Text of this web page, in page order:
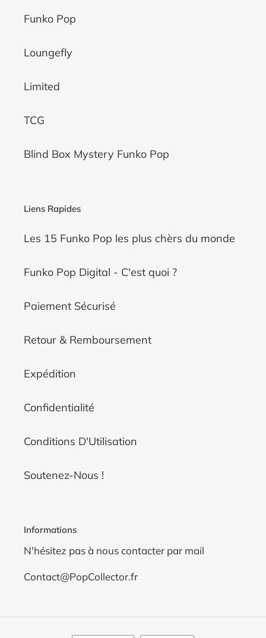
Funko Pop
Loungefly
Limited
TCG
Blind Box Mystery Funko Pop
Liens Rapides
Les 15 Funko Pop les plus chèrs du monde
Funko Pop Digital - C'est quoi ?
Paiement Sécurisé
Retour & Remboursement
Expédition
Confidentialité
Conditions D'Utilisation
Soutenez-Nous !
Informations
N'hésitez pas à nous contacter par mail
Contact@PopCollector.fr